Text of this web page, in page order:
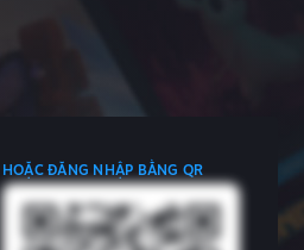
HOẶC ĐĂNG NHẬP BẰNG QR